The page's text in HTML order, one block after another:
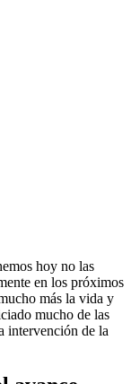
hoy no las
en los próximos
más la vida y
mucho de las
intervención de la